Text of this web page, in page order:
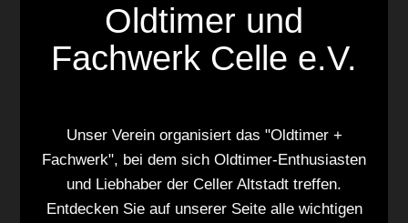
Oldtimer und
Fachwerk Celle e.V.
Unser Verein organisiert das "Oldtimer +
Fachwerk", bei dem sich Oldtimer-Enthusiasten
und Liebhaber der Celler Altstadt treffen.
Entdecken Sie auf unserer Seite alle wichtigen